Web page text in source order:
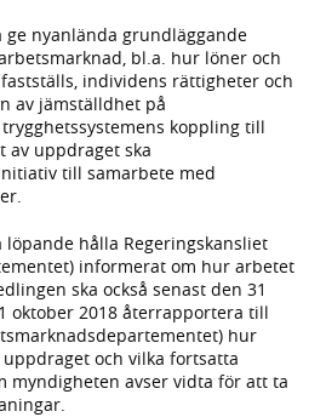
nyanlända grundläggande
bl.a. hur löner och
individens rättigheter och
av jämställdhet på
koppling till
av uppdraget ska
till samarbete med
hålla Regeringskansliet
informerat om hur arbetet
ska också senast den 31
oktober 2018 återrapportera till
hur
och vilka fortsatta
myndigheten avser vidta för att ta